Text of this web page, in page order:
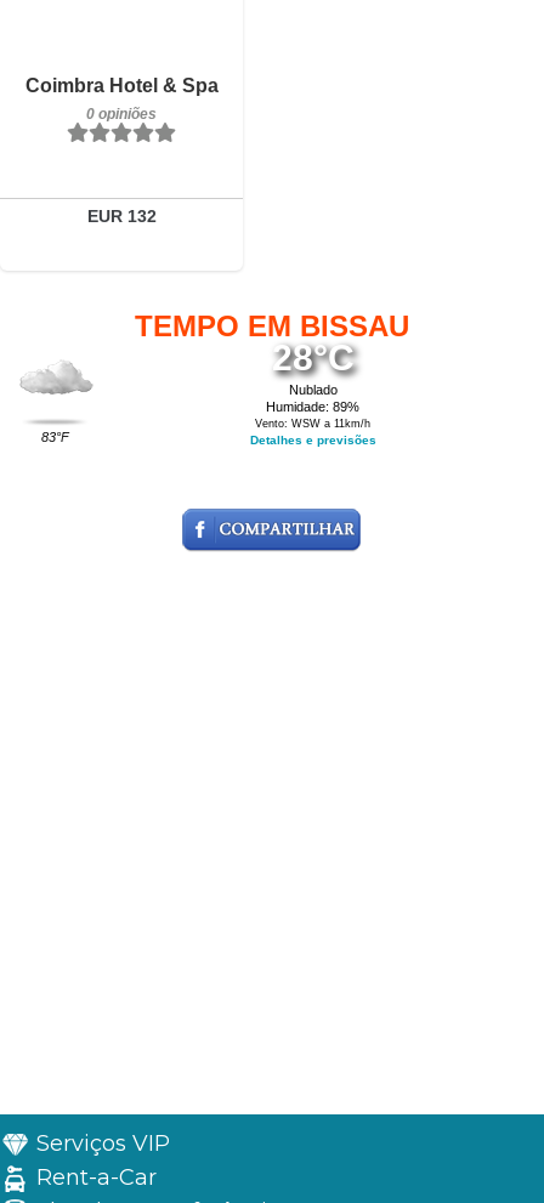
Coimbra Hotel & Spa
0 opiniões
EUR 132
TEMPO EM BISSAU
83°F
28°C
Nublado
Humidade: 89%
Vento: WSW a 11km/h
Detalhes e previsões
Serviços VIP
Rent-a-Car